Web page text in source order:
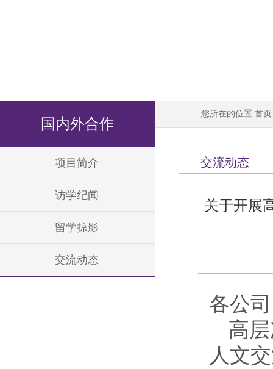
您所在的位置 首页
国内外合作
项目简介
访学纪闻
留学掠影
交流动态
交流动态
关于开展
各公
高
人文